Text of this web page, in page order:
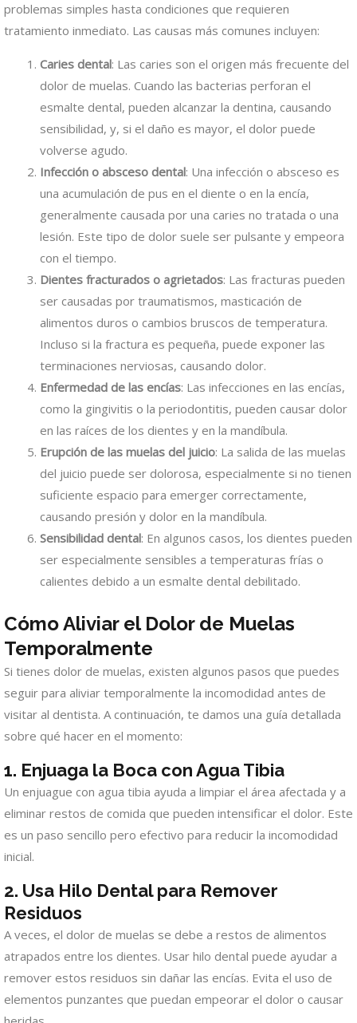
problemas simples hasta condiciones que requieren
tratamiento inmediato. Las causas más comunes incluyen:
Caries dental: Las caries son el origen más frecuente del
dolor de muelas. Cuando las bacterias perforan el
esmalte dental, pueden alcanzar la dentina, causando
sensibilidad, y, si el daño es mayor, el dolor puede
volverse agudo.
Infección o absceso dental: Una infección o absceso es
una acumulación de pus en el diente o en la encía,
generalmente causada por una caries no tratada o una
lesión. Este tipo de dolor suele ser pulsante y empeora
con el tiempo.
Dientes fracturados o agrietados: Las fracturas pueden
ser causadas por traumatismos, masticación de
alimentos duros o cambios bruscos de temperatura.
Incluso si la fractura es pequeña, puede exponer las
terminaciones nerviosas, causando dolor.
Enfermedad de las encías: Las infecciones en las encías,
como la gingivitis o la periodontitis, pueden causar dolor
en las raíces de los dientes y en la mandíbula.
Erupción de las muelas del juicio: La salida de las muelas
del juicio puede ser dolorosa, especialmente si no tienen
suficiente espacio para emerger correctamente,
causando presión y dolor en la mandíbula.
Sensibilidad dental: En algunos casos, los dientes pueden
ser especialmente sensibles a temperaturas frías o
calientes debido a un esmalte dental debilitado.
Cómo Aliviar el Dolor de Muelas
Temporalmente
Si tienes dolor de muelas, existen algunos pasos que puedes
seguir para aliviar temporalmente la incomodidad antes de
visitar al dentista. A continuación, te damos una guía detallada
sobre qué hacer en el momento:
1. Enjuaga la Boca con Agua Tibia
Un enjuague con agua tibia ayuda a limpiar el área afectada y a
eliminar restos de comida que pueden intensificar el dolor. Este
es un paso sencillo pero efectivo para reducir la incomodidad
inicial.
2. Usa Hilo Dental para Remover
Residuos
A veces, el dolor de muelas se debe a restos de alimentos
atrapados entre los dientes. Usar hilo dental puede ayudar a
remover estos residuos sin dañar las encías. Evita el uso de
elementos punzantes que puedan empeorar el dolor o causar